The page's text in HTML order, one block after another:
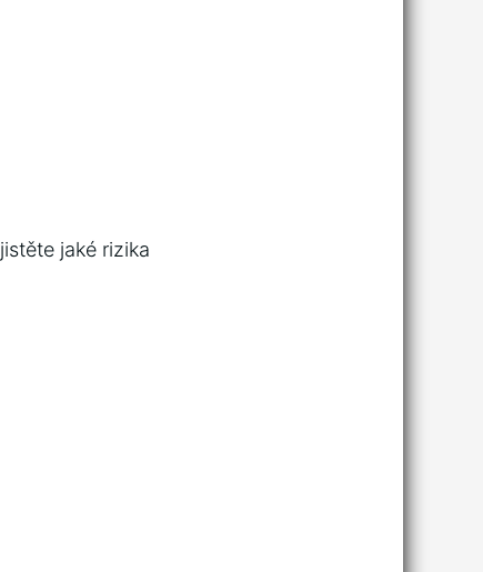
jaké rizika